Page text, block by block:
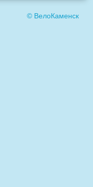
© ВелоКаменск